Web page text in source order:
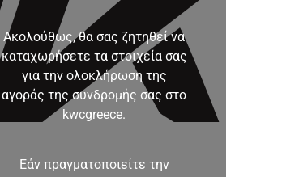
Ακολούθως, θα σας ζητηθεί να
καταχωρήσετε τα στοιχεία σας
για την ολοκλήρωση της
αγοράς της συνδρομής σας στο
kwcgreece.
Εάν πραγματοποιείτε την